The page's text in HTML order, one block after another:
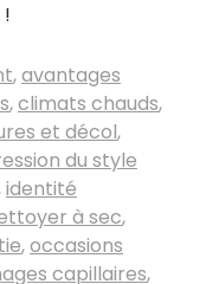
,avantages
,climats chauds,
et décol,
du style
identité
à sec,
,occasions
capillaires,